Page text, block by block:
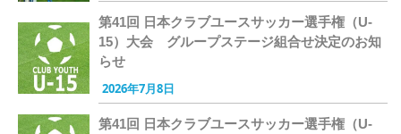
第41回 日本クラブユースサッカー選手権（U-
15）大会 グループステージ組合せ決定のお知
らせ
2026年7月8日
第41回 日本クラブユースサッカー選手権（U-